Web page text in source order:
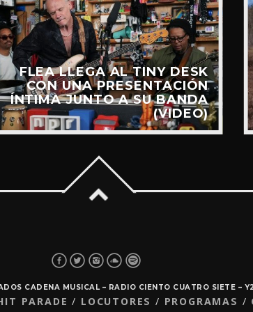
FLEA LLEGA AL TINY DESK
CON UNA PRESENTACIÓN
ÍNTIMA JUNTO A SU BANDA
(VIDEO)
CADENA MUSICAL – RADIO CIENTO CUATRO SIETE –
PARADE LOCUTORES PROGRAMAS